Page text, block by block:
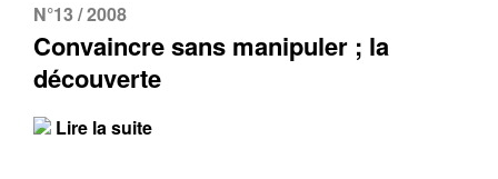
N°13 / 2008
Convaincre sans manipuler ; la
découverte
Lire la suite